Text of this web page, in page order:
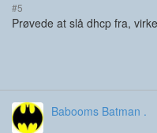
#5
Prøvede at slå dhcp fra,
Babooms Batman .